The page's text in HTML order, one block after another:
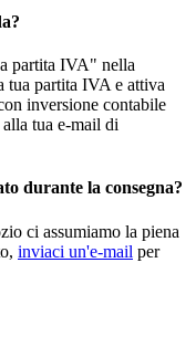
partita IVA" nella
tua partita IVA e attiva
inversione contabile
alla tua e-mail di
durante la consegna?
ci assumiamo la piena
inviaci un'e-mail per